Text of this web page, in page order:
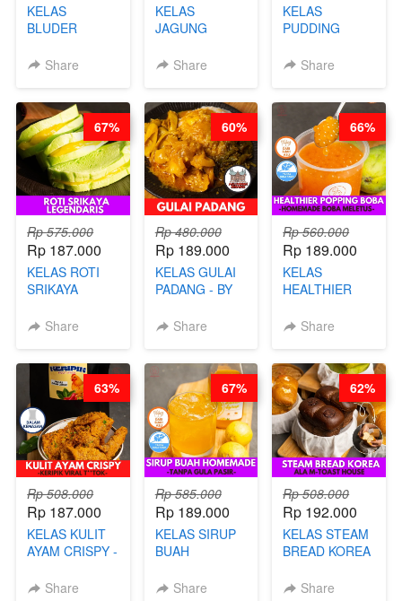
KELAS
BLUDER
CHEF DITA
Share
KELAS
JAGUNG
TAIWAN -
FOOD- BY
CHEF
STEPHANIE
Share
KELAS
PUDDING
HOL**ND -
LEGENDARIS -
BY CHEF DITA
Share
Rp 575.000
Rp 187.000
KELAS ROTI
SRIKAYA
BY CHEF DITA
Share
67%
Rp 480.000
Rp 189.000
KELAS GULAI
PADANG - BY
NADIA
Share
60%
Rp 560.000
Rp 189.000
KELAS
HEALTHIER
BOBA -
MELETUS - BY
BARISTA ARI
Share
66%
Rp 508.000
Rp 187.000
KELAS KULIT
AYAM CRISPY -
T**TOK - BY
Share
63%
Rp 585.000
Rp 189.000
KELAS SIRUP
BUAH
TANPA GULA
Share
67%
Rp 508.000
Rp 192.000
KELAS STEAM
BREAD KOREA
HOUSE - BY
Share
62%